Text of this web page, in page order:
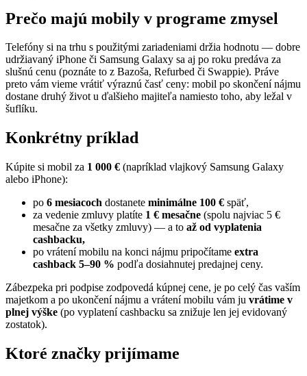
Prečo majú mobily v programe zmysel
Telefóny si na trhu s použitými zariadeniami držia hodnotu — dobre
udržiavaný iPhone či Samsung Galaxy sa aj po roku predáva za
slušnú cenu (poznáte to z Bazoša, Refurbed či Swappie). Práve
preto vám vieme vrátiť výraznú časť ceny: mobil po skončení nájmu
dostane druhý život u ďalšieho majiteľa namiesto toho, aby ležal v
šuflíku.
Konkrétny príklad
Kúpite si mobil za 1 000 € (napríklad vlajkový Samsung Galaxy
alebo iPhone):
po 6 mesiacoch dostanete minimálne 100 € späť,
za vedenie zmluvy platíte 1 € mesačne (spolu najviac 5 €
mesačne za všetky zmluvy) — a to až od vyplatenia
cashbacku,
po vrátení mobilu na konci nájmu pripočítame extra
cashback 5–90 % podľa dosiahnutej predajnej ceny.
Zábezpeka pri podpise zodpovedá kúpnej cene, je po celý čas vaším
majetkom a po ukončení nájmu a vrátení mobilu vám ju vrátime v
plnej výške (po vyplatení cashbacku sa znižuje len jej evidovaný
zostatok).
Ktoré značky prijímame